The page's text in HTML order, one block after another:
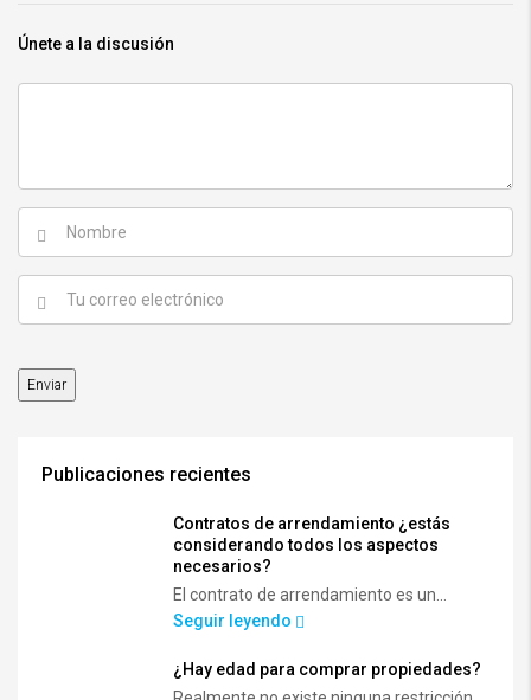
Únete a la discusión
Publicaciones recientes
Contratos de arrendamiento ¿estás
considerando todos los aspectos
necesarios?
El contrato de arrendamiento es un...
Seguir leyendo
¿Hay edad para comprar propiedades?